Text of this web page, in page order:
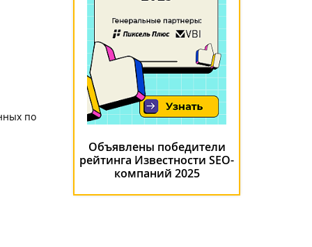
по
Объявлены победители
рейтинга Известности SEO-
компаний 2025